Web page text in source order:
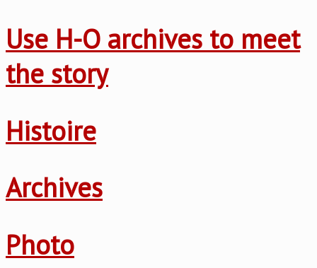
Use H-O archives to meet
the story
Histoire
Archives
Photo